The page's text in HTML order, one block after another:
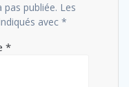
pas publiée. Les
avec *
*